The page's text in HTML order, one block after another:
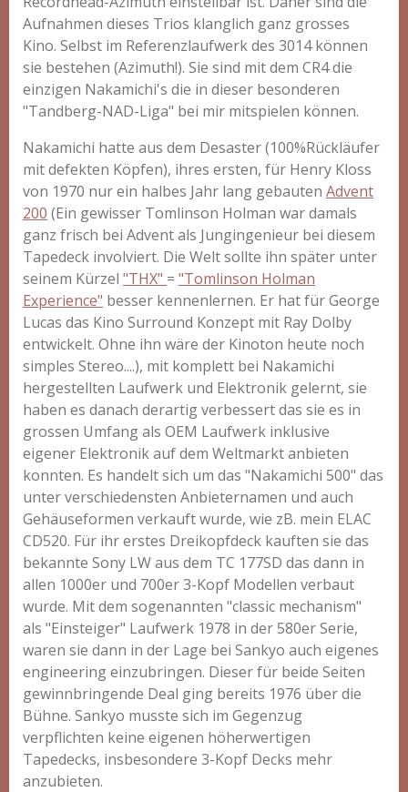
Aufnahmen dieses Trios klanglich ganz grosses
Kino. Selbst im Referenzlaufwerk des 3014 können
sie bestehen (Azimuth!). Sie sind mit dem CR4 die
einzigen Nakamichi's die in dieser besonderen
"Tandberg-NAD-Liga" bei mir mitspielen können.
Nakamichi hatte aus dem Desaster (100%Rückläufer
mit defekten Köpfen), ihres ersten, für Henry Kloss
von 1970 nur ein halbes Jahr lang gebauten Advent
200 (Ein gewisser Tomlinson Holman war damals
ganz frisch bei Advent als Jungingenieur bei diesem
Tapedeck involviert. Die Welt sollte ihn später unter
seinem Kürzel "THX" = "Tomlinson Holman
Experience" besser kennenlernen. Er hat für George
Lucas das Kino Surround Konzept mit Ray Dolby
entwickelt. Ohne ihn wäre der Kinoton heute noch
simples Stereo....), mit komplett bei Nakamichi
hergestellten Laufwerk und Elektronik gelernt, sie
haben es danach derartig verbessert das sie es in
grossen Umfang als OEM Laufwerk inklusive
eigener Elektronik auf dem Weltmarkt anbieten
konnten. Es handelt sich um das "Nakamichi 500" das
unter verschiedensten Anbieternamen und auch
Gehäuseformen verkauft wurde, wie zB. mein ELAC
CD520. Für ihr erstes Dreikopfdeck kauften sie das
bekannte Sony LW aus dem TC 177SD das dann in
allen 1000er und 700er 3-Kopf Modellen verbaut
wurde. Mit dem sogenannten "classic mechanism"
als "Einsteiger" Laufwerk 1978 in der 580er Serie,
waren sie dann in der Lage bei Sankyo auch eigenes
engineering einzubringen. Dieser für beide Seiten
gewinnbringende Deal ging bereits 1976 über die
Bühne. Sankyo musste sich im Gegenzug
verpflichten keine eigenen höherwertigen
Tapedecks, insbesondere 3-Kopf Decks mehr
anzubieten.